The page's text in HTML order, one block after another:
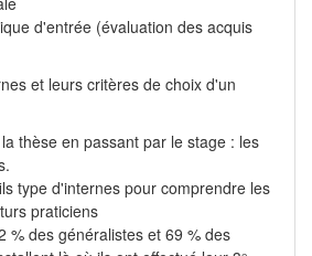
d'entrée (évaluation des acquis
et leurs critères de choix d'un
thèse en passant par le stage : les
type d'internes pour comprendre les
praticiens
% des généralistes et 69 % des